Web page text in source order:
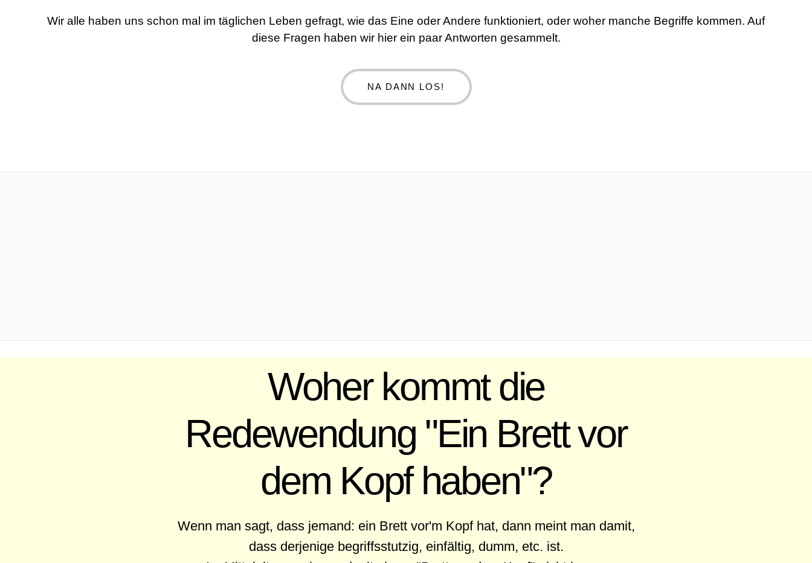
Wir alle haben uns schon mal im täglichen Leben gefragt, wie das Eine oder Andere funktioniert, oder woher manche Begriffe kommen. Auf
diese Fragen haben wir hier ein paar Antworten gesammelt.
NA DANN LOS!
Woher kommt die
Redewendung "Ein Brett vor
dem Kopf haben"?
Wenn man sagt, dass jemand: ein Brett vor'm Kopf hat, dann meint man damit,
dass derjenige begriffsstutzig, einfältig, dumm, etc. ist.